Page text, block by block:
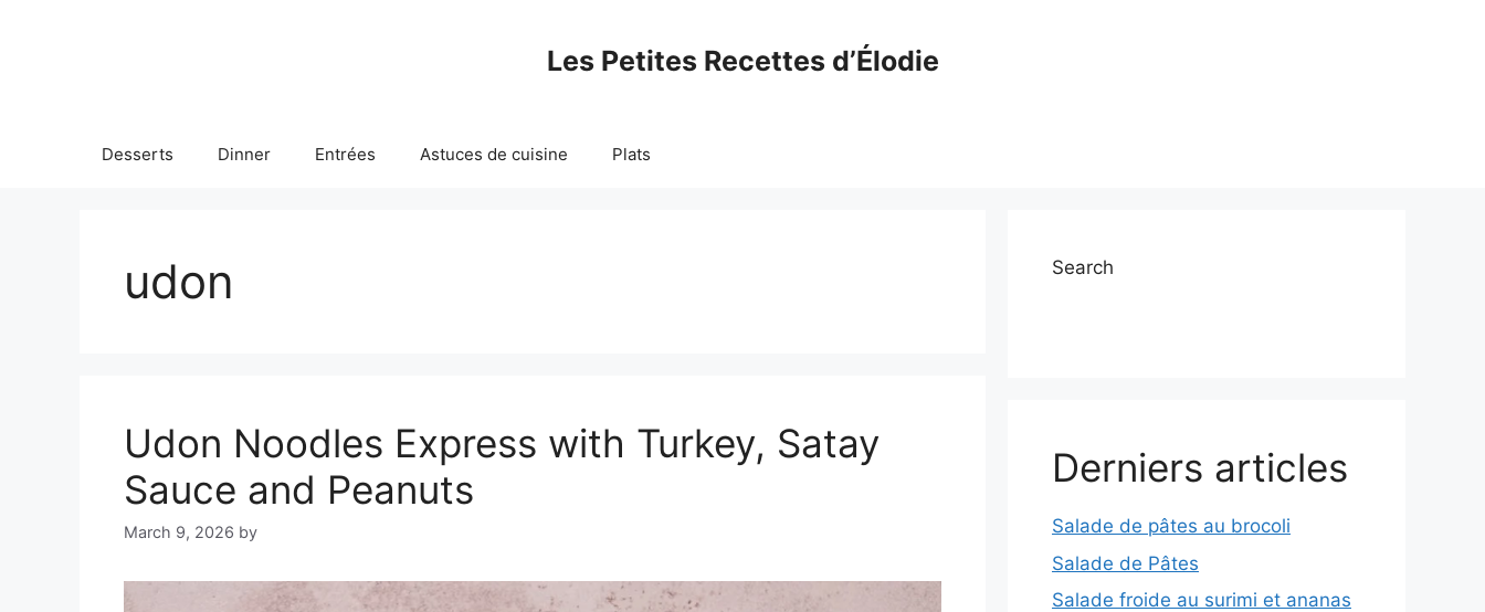
Les Petites Recettes d’Élodie
Desserts Dinner Entrées Astuces de cuisine Plats
udon
Udon Noodles Express with Turkey, Satay
Sauce and Peanuts
March 9, 2026 by
Search
Derniers articles
Salade de pâtes au brocoli
Salade de Pâtes
Salade froide au surimi et ananas